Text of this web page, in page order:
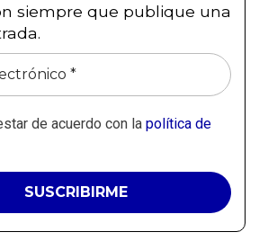
siempre que publique una
de acuerdo con la política de